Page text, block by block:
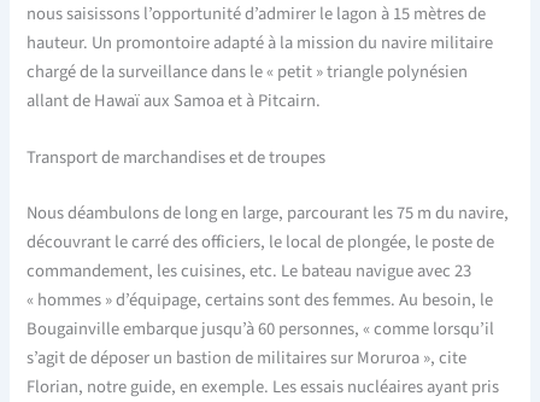
nous saisissons l’opportunité d’admirer le lagon à 15 mètres de
hauteur. Un promontoire adapté à la mission du navire militaire
chargé de la surveillance dans le « petit » triangle polynésien
allant de Hawaï aux Samoa et à Pitcairn.
Transport de marchandises et de troupes
Nous déambulons de long en large, parcourant les 75 m du navire,
découvrant le carré des officiers, le local de plongée, le poste de
commandement, les cuisines, etc. Le bateau navigue avec 23
« hommes » d’équipage, certains sont des femmes. Au besoin, le
Bougainville embarque jusqu’à 60 personnes, « comme lorsqu’il
s’agit de déposer un bastion de militaires sur Moruroa », cite
Florian, notre guide, en exemple. Les essais nucléaires ayant pris